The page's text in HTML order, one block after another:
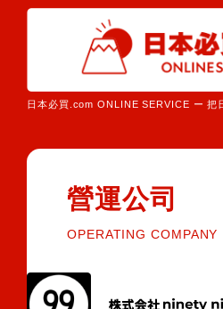
日本必買.com ONLINE SERVICE ー 把
營運公司
OPERATING COMPANY